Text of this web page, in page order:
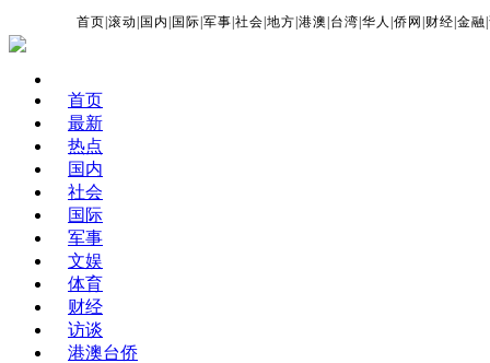
首页 |滚动 国内 国际 |军事 |社会 |地方 |港澳 台湾 |华人 |侨网 财经 |金融 |
首页
最新
热点
国内
社会
国际
军事
文娱
体育
财经
访谈
港澳台侨